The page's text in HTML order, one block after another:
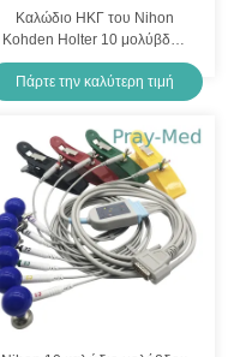
Καλώδιο ΗΚΓ του Nihon
Kohden Holter 10 μολύβδου
για ηχογράφο RAC-2512 1m
TPU Jacket
Πάρτε την καλύτερη τιμή